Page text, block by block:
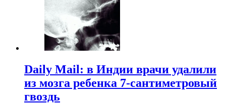
Daily Mail: в Индии врачи удалили
из мозга ребенка 7-сантиметровый
гвоздь